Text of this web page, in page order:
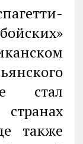
стал
также